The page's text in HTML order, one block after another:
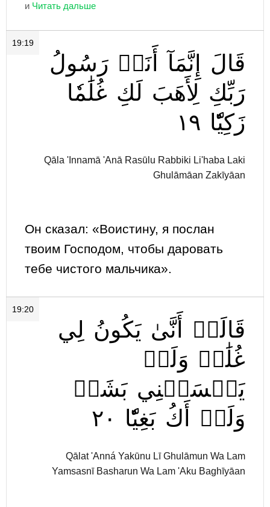
и
19:19
قَالَ إِنَّمَآ أَنَا۠ رَسُولُ
رَبِّكِ لِأَهَبَ لَكِ غُلَٰمٗا
زَكِيّٗا ١٩
Qāla 'Innamā 'Anā Rasūlu Rabbiki Li'haba Laki
Ghulāmāan Zakīyāan
Он сказал: «Воистину, я послан
твоим Господом, чтобы даровать
тебе чистого мальчика».
19:20
قَالَتۡ أَنَّىٰ يَكُونُ لِي
غُلَٰمٞ وَلَمۡ
يَمۡسَسۡنِي بَشَرٞ
وَلَمۡ
أَكُ بَغِيّٗا ٢٠
Qālat 'Anná Yakūnu Lī Ghulāmun Wa Lam
Yamsasnī Basharun Wa Lam 'Aku Baghīyāan